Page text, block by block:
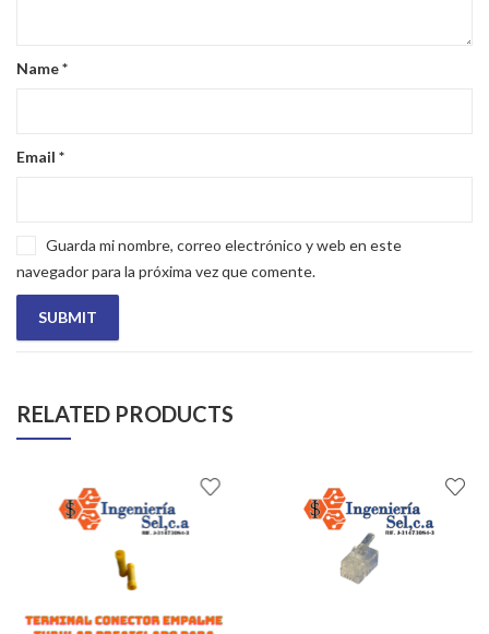
Name*
Email *
Guarda mi nombre, correo electrónico y web en este
navegador para la próxima vez que comente.
RELATED PRODUCTS